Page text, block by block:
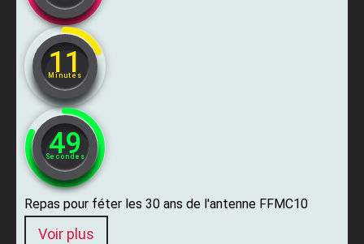
11
Minutes
47
Secondes
Repas pour féter les 30 ans de l'antenne FFMC10
Voir plus